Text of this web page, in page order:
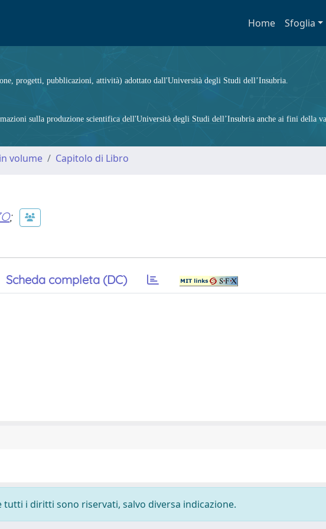
Home Sfoglia
progetti, pubblicazioni, attività) adottato dall'Università degli Studi dell’Insubria.
sulla produzione scientifica dell'Università degli Studi dell’Insubria anche ai fini della
volume Capitolo di Libro
;
Scheda completa (DC)
i diritti sono riservati, salvo diversa indicazione.